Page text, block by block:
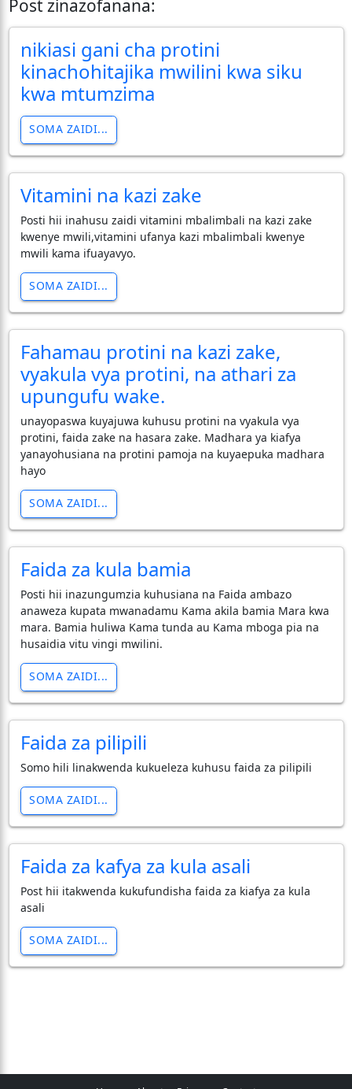
Post zinazofanana:
nikiasi gani cha protini
kinachohitajika mwilini kwa siku
kwa mtumzima
SOMA ZAIDI...
Vitamini na kazi zake
Posti hii inahusu zaidi vitamini mbalimbali na kazi zake
kwenye mwili,vitamini ufanya kazi mbalimbali kwenye
mwili kama ifuayavyo.
SOMA ZAIDI...
Fahamau protini na kazi zake,
vyakula vya protini, na athari za
upungufu wake.
unayopaswa kuyajuwa kuhusu protini na vyakula vya
protini, faida zake na hasara zake. Madhara ya kiafya
yanayohusiana na protini pamoja na kuyaepuka madhara
hayo
SOMA ZAIDI...
Faida za kula bamia
Posti hii inazungumzia kuhusiana na Faida ambazo
anaweza kupata mwanadamu Kama akila bamia Mara kwa
mara. Bamia huliwa Kama tunda au Kama mboga pia na
husaidia vitu vingi mwilini.
SOMA ZAIDI...
Faida za pilipili
Somo hili linakwenda kukueleza kuhusu faida za pilipili
SOMA ZAIDI...
Faida za kafya za kula asali
Post hii itakwenda kukufundisha faida za kiafya za kula
asali
SOMA ZAIDI...